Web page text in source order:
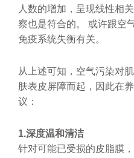
人数的增加，呈现线性相
察也是符合的。 或许跟空
免疫系统失衡有关。
从上述可知，空气污染对
肤表皮屏障而起，因此在
议：
1.深度温和清洁
针对可能已受损的皮脂膜